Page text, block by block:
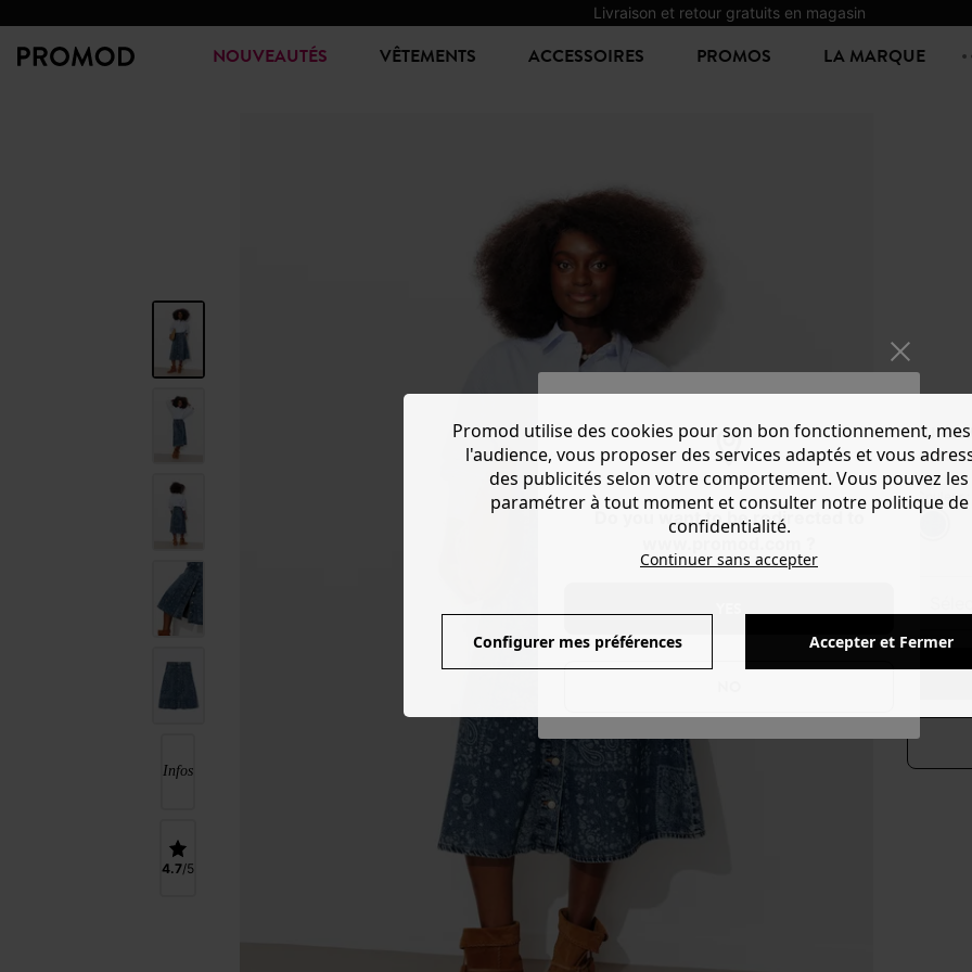
Livraison et retour gratuits en magasin
Do you want to be redirected to
NOUVEAUTÉS VÊTEMENTS ACCESSOIRES PROMOS LA MARQUE
Infos
4.7
JUPE
20,00 €
Couleur :
Promod utilise des cookies pour son bon fonctionnement,
l'audience, vous proposer des services adaptés et vous
des publicités selon votre comportement. Vous pouvez les
paramétrer à tout moment et consulter notre politique de
confidentialité.
Continuer sans accepter
Configurer mes préférences Accepter et Fermer